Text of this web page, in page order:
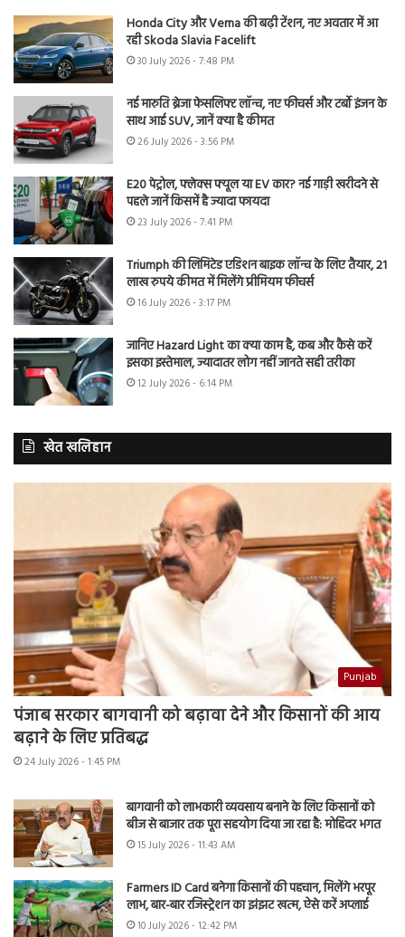
Honda City और Verna की बढ़ी टेंशन, नए अवतार में आ
रही Skoda Slavia Facelift
30 July 2026 - 7:48 PM
नई मारुति ब्रेजा फेसलिफ्ट लॉन्च, नए फीचर्स और टर्बो इंजन के
साथ आई SUV, जानें क्या है कीमत
26 July 2026 - 3:56 PM
E20 पेट्रोल, फ्लेक्स फ्यूल या EV कार? नई गाड़ी खरीदने से
पहले जानें किसमें है ज्यादा फायदा
23 July 2026 - 7:41 PM
Triumph की लिमिटेड एडिशन बाइक लॉन्च के लिए तैयार, 21
लाख रुपये कीमत में मिलेंगे प्रीमियम फीचर्स
16 July 2026 - 3:17 PM
जानिए Hazard Light का क्या काम है, कब और कैसे करें
इसका इस्तेमाल, ज्यादातर लोग नहीं जानते सही तरीका
12 July 2026 - 6:14 PM
खेत खलिहान
Punjab
पंजाब सरकार बागवानी को बढ़ावा देने और किसानों की आय
बढ़ाने के लिए प्रतिबद्ध
24 July 2026 - 1:45 PM
बागवानी को लाभकारी व्यवसाय बनाने के लिए किसानों को
बीज से बाजार तक पूरा सहयोग दिया जा रहा है: मोहिंदर भगत
15 July 2026 - 11:43 AM
Farmers ID Card बनेगा किसानों की पहचान, मिलेंगे भरपूर
लाभ, बार-बार रजिस्ट्रेशन का झंझट खत्म, ऐसे करें अप्लाई
10 July 2026 - 12:42 PM